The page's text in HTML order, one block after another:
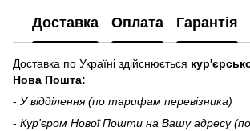
Доставка Оплата Гарантія
Доставка по Україні здійснюється
Нова Пошта:
- У відділення (по тарифам перевізника)
- Кур'єром Нової Пошти на Вашу адресу